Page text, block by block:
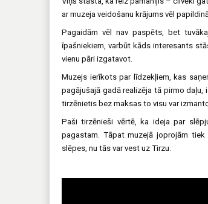
ar muzeja veidošanu krājums vēl
Pagaidām vēl nav paspēts, bet
īpašniekiem, varbūt kāds interesants
vienu pāri izgatavot.
Muzejs ierīkots par līdzekļiem, kas
pagājušajā gadā realizēja tā pirmo
tirzēnietis bez maksas to visu var
Paši tirzēnieši vērtē, ka ideja par
pagastam. Tāpat muzejā joprojām
slēpes, nu tās var vest uz Tirzu.